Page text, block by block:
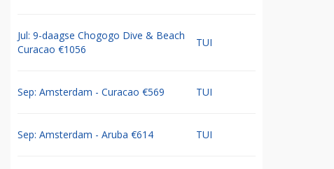
Jul: 9-daagse Chogogo Dive & Beach
Curacao €1056
TUI
Sep: Amsterdam - Curacao €569 TUI
Sep: Amsterdam - Aruba €614 TUI